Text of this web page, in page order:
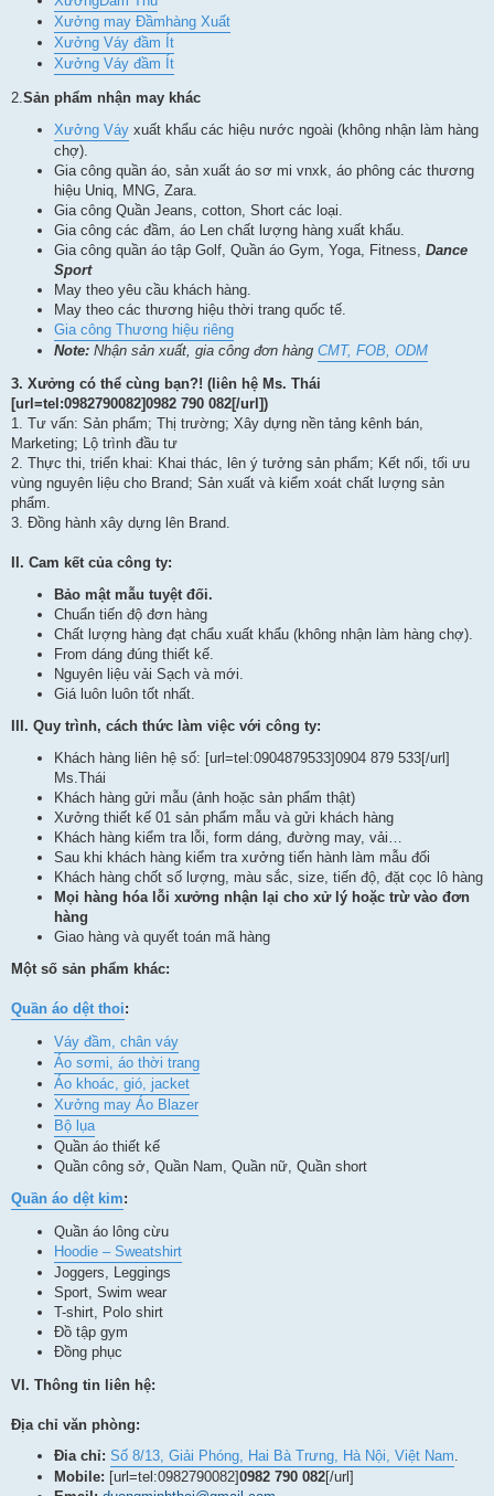
Xưởng may Đầmhàng Xuất
Xưởng Váy đầm Ít
Xưởng Váy đầm Ít
2.Sản phẩm nhận may khác
Xưởng Váy xuất khẩu các hiệu nước ngoài (không nhận làm hàng
chợ).
Gia công quần áo, sản xuất áo sơ mi vnxk, áo phông các thương
hiệu Uniq, MNG, Zara.
Gia công Quần Jeans, cotton, Short các loại.
Gia công các đầm, áo Len chất lượng hàng xuất khẩu.
Gia công quần áo tập Golf, Quần áo Gym, Yoga, Fitness, Dance
Sport
May theo yêu cầu khách hàng.
May theo các thương hiệu thời trang quốc tế.
Gia công Thương hiệu riêng
Note: Nhận sản xuất, gia công đơn hàng CMT, FOB, ODM
3. Xưởng có thể cùng bạn?! (liên hệ Ms. Thái
[url=tel:0982790082]0982 790 082[/url])
1. Tư vấn: Sản phẩm; Thị trường; Xây dựng nền tảng kênh bán,
Marketing; Lộ trình đầu tư
2. Thực thi, triển khai: Khai thác, lên ý tưởng sản phẩm; Kết nối, tối ưu
vùng nguyên liệu cho Brand; Sản xuất và kiểm xoát chất lượng sản
phẩm.
3. Đồng hành xây dựng lên Brand.
II. Cam kết của công ty:
Bảo mật mẫu tuyệt đối.
Chuẩn tiến độ đơn hàng
Chất lượng hàng đạt chẩu xuất khẩu (không nhận làm hàng chợ).
From dáng đúng thiết kế.
Nguyên liệu vải Sạch và mới.
Giá luôn luôn tốt nhất.
III. Quy trình, cách thức làm việc với công ty:
Khách hàng liên hệ số: [url=tel:0904879533]0904 879 533[/url]
Ms.Thái
Khách hàng gửi mẫu (ảnh hoặc sản phẩm thật)
Xưởng thiết kế 01 sản phẩm mẫu và gửi khách hàng
Khách hàng kiểm tra lỗi, form dáng, đường may, vải…
Sau khi khách hàng kiểm tra xưởng tiến hành làm mẫu đối
Khách hàng chốt số lượng, màu sắc, size, tiến độ, đặt cọc lô hàng
Mọi hàng hóa lỗi xưởng nhận lại cho xử lý hoặc trừ vào đơn
hàng
Giao hàng và quyết toán mã hàng
Một số sản phẩm khác:
Quần áo dệt thoi:
Váy đầm, chân váy
Áo sơmi, áo thời trang
Áo khoác, gió, jacket
Xưởng may Áo Blazer
Bộ lụa
Quần áo thiết kế
Quần công sở, Quần Nam, Quần nữ, Quần short
Quần áo dệt kim:
Quần áo lông cừu
Hoodie – Sweatshirt
Joggers, Leggings
Sport, Swim wear
T-shirt, Polo shirt
Đồ tập gym
Đồng phục
VI. Thông tin liên hệ:
Địa chỉ văn phòng:
Đia chỉ: Số 8/13, Giải Phóng, Hai Bà Trưng, Hà Nội, Việt Nam
Mobile: [url=tel:0982790082]0982 790 082[/url]